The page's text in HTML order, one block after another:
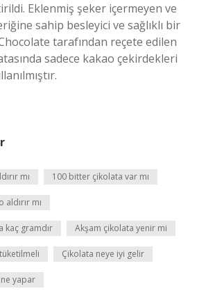
Eklenmiş şeker içermeyen ve
sahip besleyici ve sağlıklı bir
tarafından reçete edilen
sadece kakao çekirdekleri
mı 100 bitter çikolata var mı
mı
kaç gramdır Akşam çikolata yenir mi
Çikolata neye iyi gelir
yapar